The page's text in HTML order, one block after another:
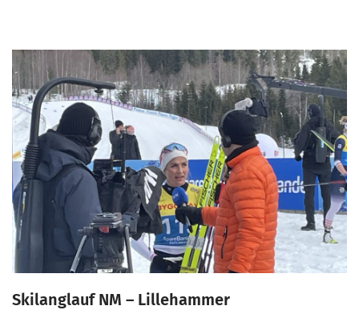
Skilanglauf NM – Lillehammer